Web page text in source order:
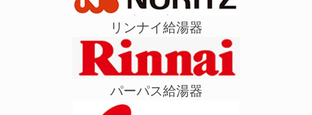
リンナイ給湯器
パーパス給湯器